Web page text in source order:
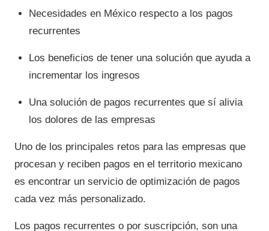
Necesidades en México respecto a los pagos
recurrentes
Los beneficios de tener una solución que ayuda a
incrementar los ingresos
Una solución de pagos recurrentes que sí alivia
los dolores de las empresas
Uno de los principales retos para las empresas que
procesan y reciben pagos en el territorio mexicano
es encontrar un servicio de optimización de pagos
cada vez más personalizado.
Los pagos recurrentes o por suscripción, son una